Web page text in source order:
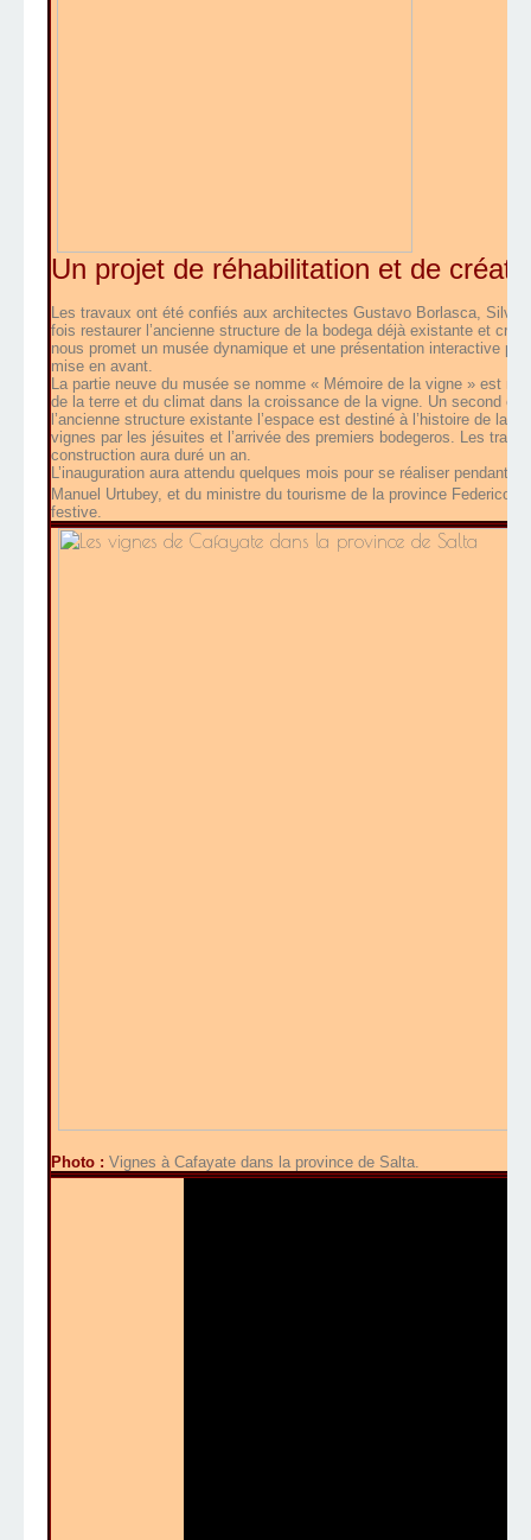
Un projet de réhabilitation et de
Les travaux ont été confiés aux architectes Gustavo Borlasca,
fois restaurer l’ancienne structure de la bodega déjà existante et
nous promet un musée dynamique et une présentation interactive
mise en avant.
La partie neuve du musée se nomme « Mémoire de la vigne » est
de la terre et du climat dans la croissance de la vigne. Un second
l’ancienne structure existante l’espace est destiné à l’histoire de la
vignes par les jésuites et l’arrivée des premiers bodegeros. Les
construction aura duré un an.
L’inauguration aura attendu quelques mois pour se réaliser pendant
Manuel Urtubey, et du ministre du tourisme de la province Federico
festive.
Photo : Vignes à Cafayate dans la province de Salta.